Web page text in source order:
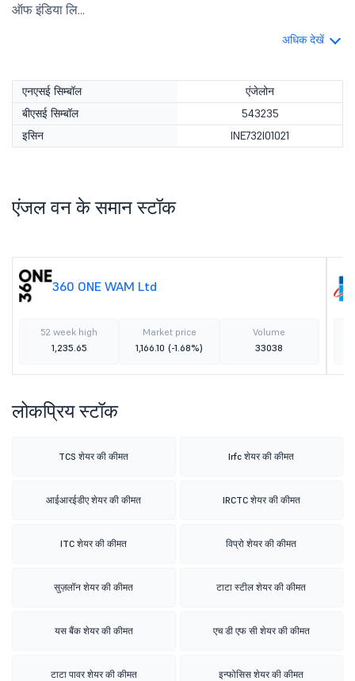
ऑफ इंडिया लि...
अधिक देखें
एनएसई सिम्बॉल
एंजेलोन
बीएसई सिम्बॉल
543235
इसिन
INE732I01021
एंजल वन के समान स्टॉक
360 ONE WAM Ltd
52 week high
1,235.65
Market price
1,166.10 (-1.68%)
Volume
33038
लोकप्रिय स्टॉक
TCS शेयर की कीमत Irfc शेयर की कीमत
आईआरईडीए शेयर की कीमत IRCTC शेयर की कीमत
ITC शेयर की कीमत विप्रो शेयर की कीमत
सुज़लॉन शेयर की कीमत टाटा स्टील शेयर की कीमत
यस बैंक शेयर की कीमत एच डी एफ सी शेयर की कीमत
टाटा पावर शेयर की कीमत इन्फोसिस शेयर की कीमत